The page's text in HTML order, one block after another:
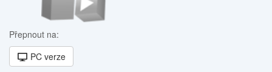
Přepnout na:
PC verze